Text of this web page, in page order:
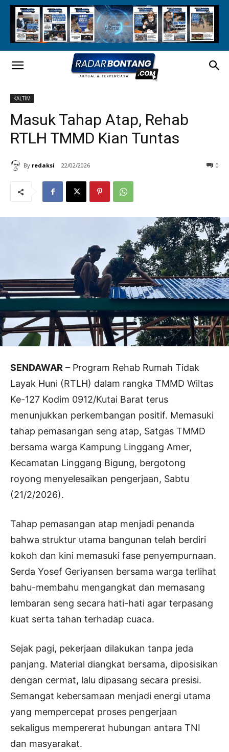
KALTIM
Masuk Tahap Atap, Rehab
RTLH TMMD Kian Tuntas
By redaksi 22/02/2026 0
SENDAWAR – Program Rehab Rumah Tidak
Layak Huni (RTLH) dalam rangka TMMD Wiltas
Ke-127 Kodim 0912/Kutai Barat terus
menunjukkan perkembangan positif. Memasuki
tahap pemasangan seng atap, Satgas TMMD
bersama warga Kampung Linggang Amer,
Kecamatan Linggang Bigung, bergotong
royong menyelesaikan pengerjaan, Sabtu
(21/2/2026).
Tahap pemasangan atap menjadi penanda
bahwa struktur utama bangunan telah berdiri
kokoh dan kini memasuki fase penyempurnaan.
Serda Yosef Geriyansen bersama warga terlihat
bahu-membahu mengangkat dan memasang
lembaran seng secara hati-hati agar terpasang
kuat serta tahan terhadap cuaca.
Sejak pagi, pekerjaan dilakukan tanpa jeda
panjang. Material diangkat bersama, diposisikan
dengan cermat, lalu dipasang secara presisi.
Semangat kebersamaan menjadi energi utama
yang mempercepat proses pengerjaan
sekaligus mempererat hubungan antara TNI
dan masyarakat.